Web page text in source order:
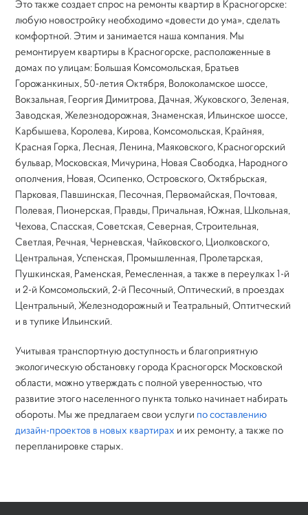
Это также создает спрос на ремонты квартир в Красногорске:
любую новостройку необходимо «довести до ума», сделать
комфортной. Этим и занимается наша компания. Мы
ремонтируем квартиры в Красногорске, расположенные в
домах по улицам: Большая Комсомольская, Братьев
Горожанкиных, 50-летия Октября, Волоколамское шоссе,
Вокзальная, Георгия Димитрова, Дачная, Жуковского, Зеленая,
Заводская, Железнодорожная, Знаменская, Ильинское шоссе,
Карбышева, Королева, Кирова, Комсомольская, Крайняя,
Красная Горка, Лесная, Ленина, Маяковского, Красногорский
бульвар, Московская, Мичурина, Новая Свободка, Народного
ополчения, Новая, Осипенко, Островского, Октябрьская,
Парковая, Павшинская, Песочная, Первомайская, Почтовая,
Полевая, Пионерская, Правды, Причальная, Южная, Школьная,
Чехова, Спасская, Советская, Северная, Строительная,
Светлая, Речная, Черневская, Чайковского, Циолковского,
Центральная, Успенская, Промышленная, Пролетарская,
Пушкинская, Раменская, Ремесленная, а также в переулках 1-й
и 2-й Комсомольский, 2-й Песочный, Оптический, в проездах
Центральный, Железнодорожный и Театральный, Оптитческий
и в тупике Ильинский.
Учитывая транспортную доступность и благоприятную
экологическую обстановку города Красногорск Московской
области, можно утверждать с полной уверенностью, что
развитие этого населенного пункта только начинает набирать
обороты. Мы же предлагаем свои услуги по составлению
дизайн-проектов в новых квартирах и их ремонту, а также по
перепланировке старых.